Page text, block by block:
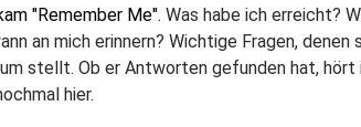
"Remember Me". Was habe ich erreicht?
an mich erinnern? Wichtige Fragen, denen
stellt. Ob er Antworten gefunden hat, hört
hier.